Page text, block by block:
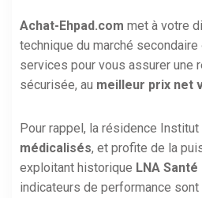
Achat-Ehpad.com met à votre
technique du marché
services pour vous assurer une
sécurisée, au meilleur prix net
Pour rappel, la résidence
médicalisés, et profite de la
exploitant historique LNA
indicateurs de performance